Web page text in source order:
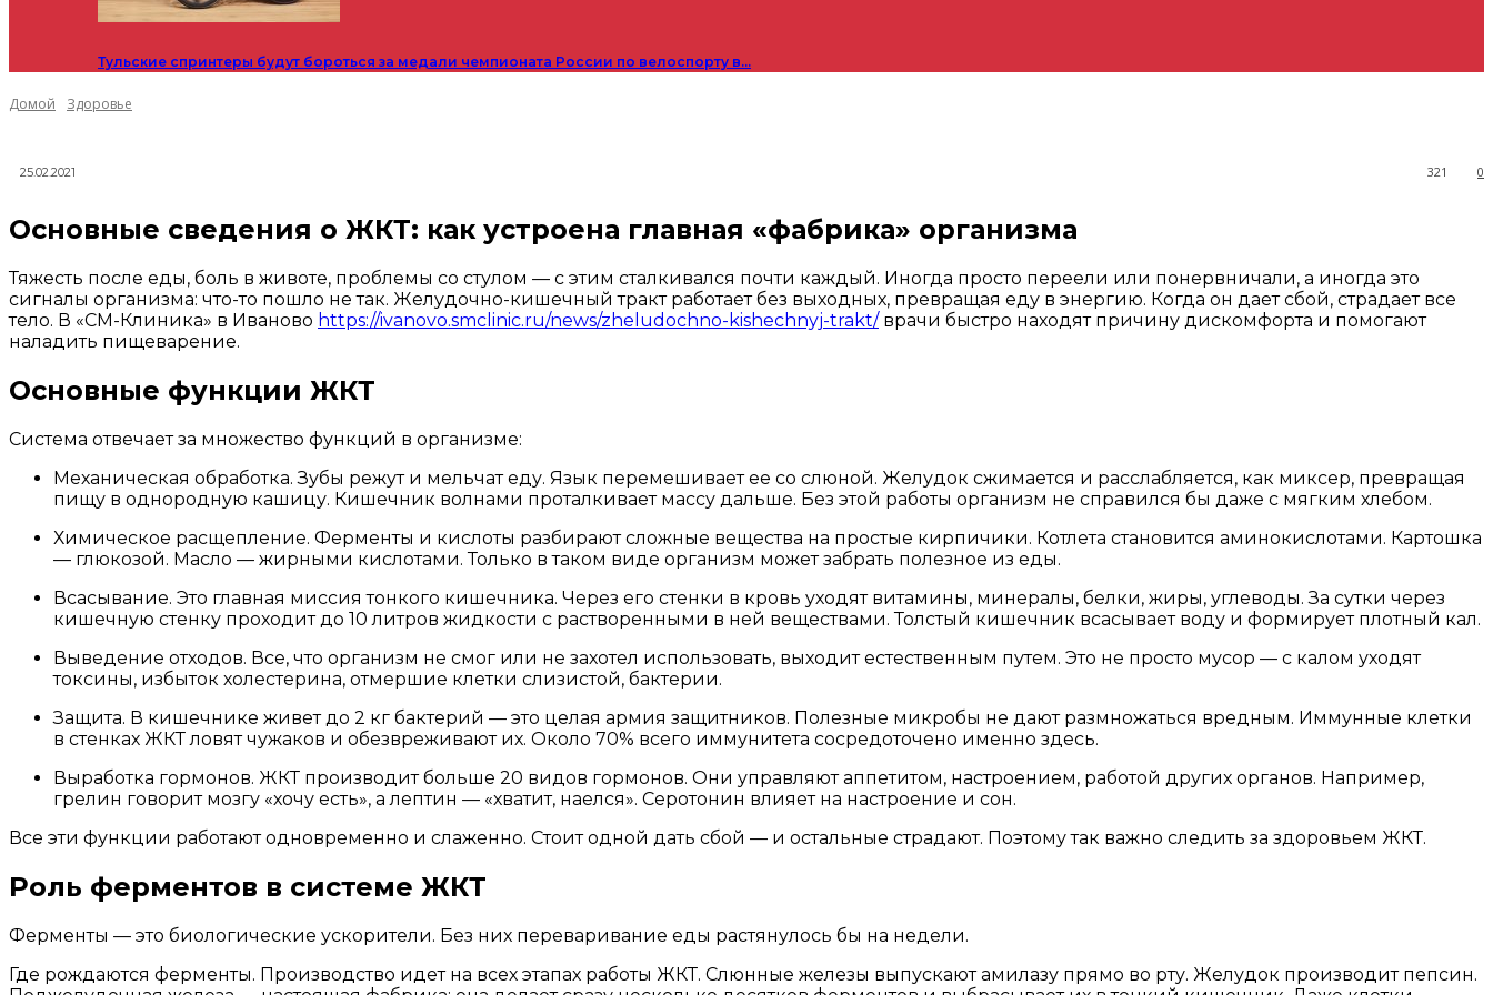
Тульские спринтеры будут бороться за медали чемпионата России по велоспорту в…
Домой Здоровье
25.02.2021 0
321
Основные сведения о ЖКТ: как устроена главная «фабрика» организма
Тяжесть после еды, боль в животе, проблемы со стулом — с этим сталкивался почти каждый. Иногда просто переели или понервничали, а иногда это
сигналы организма: что-то пошло не так. Желудочно-кишечный тракт работает без выходных, превращая еду в энергию. Когда он дает сбой, страдает все
тело. В «СМ-Клиника» в Иваново https://ivanovo.smclinic.ru/news/zheludochno-kishechnyj-trakt/врачи быстро находят причину дискомфорта и помогают
наладить пищеварение.
Основные функции ЖКТ
Система отвечает за множество функций в организме:
Механическая обработка. Зубы режут и мельчат еду. Язык перемешивает ее со слюной. Желудок сжимается и расслабляется, как миксер, превращая
пищу в однородную кашицу. Кишечник волнами проталкивает массу дальше. Без этой работы организм не справился бы даже с мягким хлебом.
Химическое расщепление. Ферменты и кислоты разбирают сложные вещества на простые кирпичики. Котлета становится аминокислотами. Картошка
— глюкозой. Масло — жирными кислотами. Только в таком виде организм может забрать полезное из еды.
Всасывание. Это главная миссия тонкого кишечника. Через его стенки в кровь уходят витамины, минералы, белки, жиры, углеводы. За сутки через
кишечную стенку проходит до 10 литров жидкости с растворенными в ней веществами. Толстый кишечник всасывает воду и формирует плотный кал.
Выведение отходов. Все, что организм не смог или не захотел использовать, выходит естественным путем. Это не просто мусор — с калом уходят
токсины, избыток холестерина, отмершие клетки слизистой, бактерии.
Защита. В кишечнике живет до 2 кг бактерий — это целая армия защитников. Полезные микробы не дают размножаться вредным. Иммунные клетки
в стенках ЖКТ ловят чужаков и обезвреживают их. Около 70% всего иммунитета сосредоточено именно здесь.
Выработка гормонов. ЖКТ производит больше 20 видов гормонов. Они управляют аппетитом, настроением, работой других органов. Например,
грелин говорит мозгу «хочу есть», а лептин — «хватит, наелся». Серотонин влияет на настроение и сон.
Все эти функции работают одновременно и слаженно. Стоит одной дать сбой — и остальные страдают. Поэтому так важно следить за здоровьем ЖКТ.
Роль ферментов в системе ЖКТ
Ферменты — это биологические ускорители. Без них переваривание еды растянулось бы на недели.
Где рождаются ферменты. Производство идет на всех этапах работы ЖКТ. Слюнные железы выпускают амилазу прямо во рту. Желудок производит пепсин.